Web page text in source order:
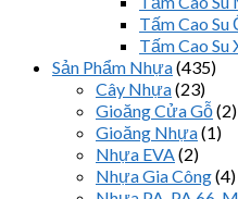
Tấm Cao
Tấm Cao Su
Sản Phẩm Nhựa(435)
Cây Nhựa(23)
Gioăng Cửa Gỗ(2)
Gioăng Nhựa(1)
Nhựa EVA(2)
Nhựa Gia Công(4)